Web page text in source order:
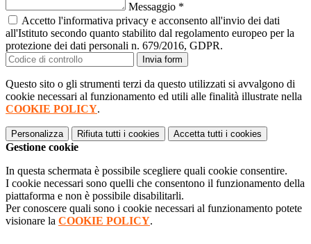
Messaggio *
Accetto l'informativa privacy e acconsento all'invio dei dati
all'Istituto secondo quanto stabilito dal regolamento europeo per la
protezione dei dati personali n. 679/2016, GDPR.
Invia form
Questo sito o gli strumenti terzi da questo utilizzati si avvalgono di
cookie necessari al funzionamento ed utili alle finalità illustrate nella
COOKIE POLICY.
Personalizza Rifiuta tutti i cookies Accetta tutti i cookies
Gestione cookie
In questa schermata è possibile scegliere quali cookie consentire.
I cookie necessari sono quelli che consentono il funzionamento della
piattaforma e non è possibile disabilitarli.
Per conoscere quali sono i cookie necessari al funzionamento potete
visionare la COOKIE POLICY.